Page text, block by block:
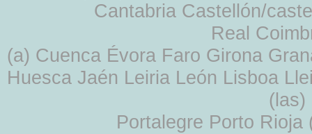
Cantabria Castellón/
Real
(a) Cuenca Évora Faro Girona
Huesca Jaén Leiria León Lisboa
Portalegre Porto